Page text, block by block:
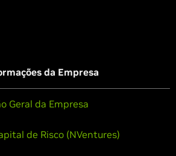
da Empresa
Geral da Empresa
de Risco (NVentures)